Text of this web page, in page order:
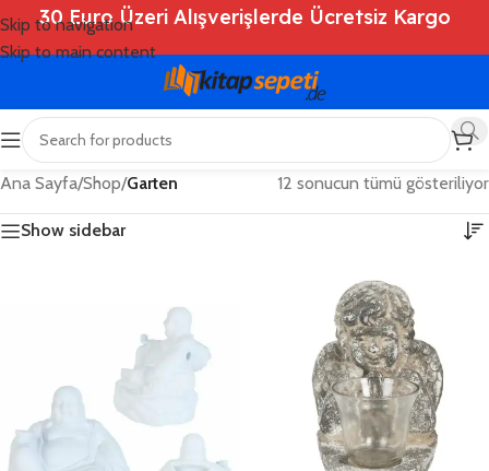
Skip to navigation
Skip to main content
30 Euro Üzeri Alışverişlerde Ücretsiz Kargo
Ana Sayfa/Shop/Garten 12 sonucun tümü gösteriliyor
Show sidebar